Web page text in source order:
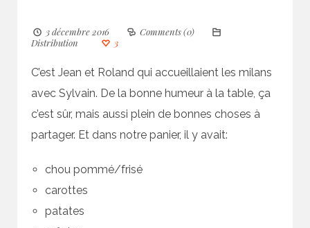
3 décembre 2016
Comments (0)
Distribution
3
C’est Jean et Roland qui accueillaient les milans
avec Sylvain. De la bonne humeur à la table, ça
c’est sûr, mais aussi plein de bonnes choses à
partager. Et dans notre panier, il y avait:
chou pommé/frisé
carottes
patates